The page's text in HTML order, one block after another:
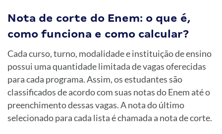
Nota de corte do Enem: o que é,
como funciona e como calcular?
Cada curso, turno, modalidade e instituição de ensino
possui uma quantidade limitada de vagas oferecidas
para cada programa. Assim, os estudantes são
classificados de acordo com suas notas do Enem até o
preenchimento dessas vagas. A nota do último
selecionado para cada lista é chamada a nota de corte.